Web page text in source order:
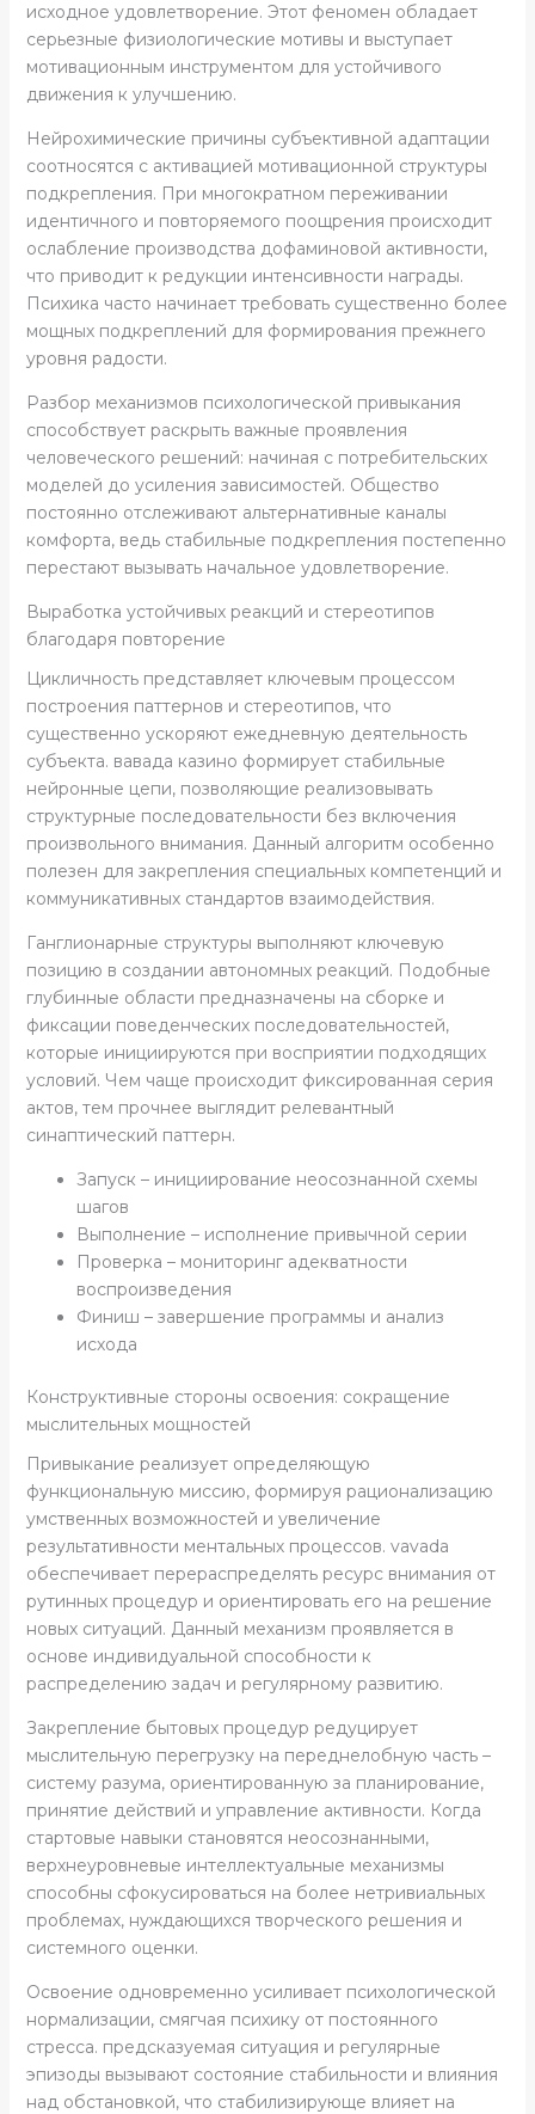
исходное удовлетворение. Этот феномен обладает
серьезные физиологические мотивы и выступает
мотивационным инструментом для устойчивого
движения к улучшению.
Нейрохимические причины субъективной адаптации
соотносятся с активацией мотивационной структуры
подкрепления. При многократном переживании
идентичного и повторяемого поощрения происходит
ослабление производства дофаминовой активности,
что приводит к редукции интенсивности награды.
Психика часто начинает требовать существенно более
мощных подкреплений для формирования прежнего
уровня радости.
Разбор механизмов психологической привыкания
способствует раскрыть важные проявления
человеческого решений: начиная с потребительских
моделей до усиления зависимостей. Общество
постоянно отслеживают альтернативные каналы
комфорта, ведь стабильные подкрепления постепенно
перестают вызывать начальное удовлетворение.
Выработка устойчивых реакций и стереотипов
благодаря повторение
Цикличность представляет ключевым процессом
построения паттернов и стереотипов, что
существенно ускоряют ежедневную деятельность
субъекта. вавада казино формирует стабильные
нейронные цепи, позволяющие реализовывать
структурные последовательности без включения
произвольного внимания. Данный алгоритм особенно
полезен для закрепления специальных компетенций и
коммуникативных стандартов взаимодействия.
Ганглионарные структуры выполняют ключевую
позицию в создании автономных реакций. Подобные
глубинные области предназначены на сборке и
фиксации поведенческих последовательностей,
которые инициируются при восприятии подходящих
условий. Чем чаще происходит фиксированная серия
актов, тем прочнее выглядит релевантный
синаптический паттерн.
Запуск – инициирование неосознанной схемы
шагов
Выполнение – исполнение привычной серии
Проверка – мониторинг адекватности
воспроизведения
Финиш – завершение программы и анализ
исхода
Конструктивные стороны освоения: сокращение
мыслительных мощностей
Привыкание реализует определяющую
функциональную миссию, формируя рационализацию
умственных возможностей и увеличение
результативности ментальных процессов. vavada
обеспечивает перераспределять ресурс внимания от
рутинных процедур и ориентировать его на решение
новых ситуаций. Данный механизм проявляется в
основе индивидуальной способности к
распределению задач и регулярному развитию.
Закрепление бытовых процедур редуцирует
мыслительную перегрузку на переднелобную часть –
систему разума, ориентированную за планирование,
принятие действий и управление активности. Когда
стартовые навыки становятся неосознанными,
верхнеуровневые интеллектуальные механизмы
способны сфокусироваться на более нетривиальных
проблемах, нуждающихся творческого решения и
системного оценки.
Освоение одновременно усиливает психологической
нормализации, смягчая психику от постоянного
стресса. предсказуемая ситуация и регулярные
эпизоды вызывают состояние стабильности и влияния
над обстановкой, что стабилизирующе влияет на